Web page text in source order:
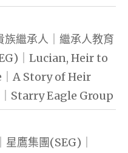
繼承人｜繼承人教育
｜Lucian, Heir to
A Story of Heir
Starry Eagle Group
鷹集團(SEG)｜